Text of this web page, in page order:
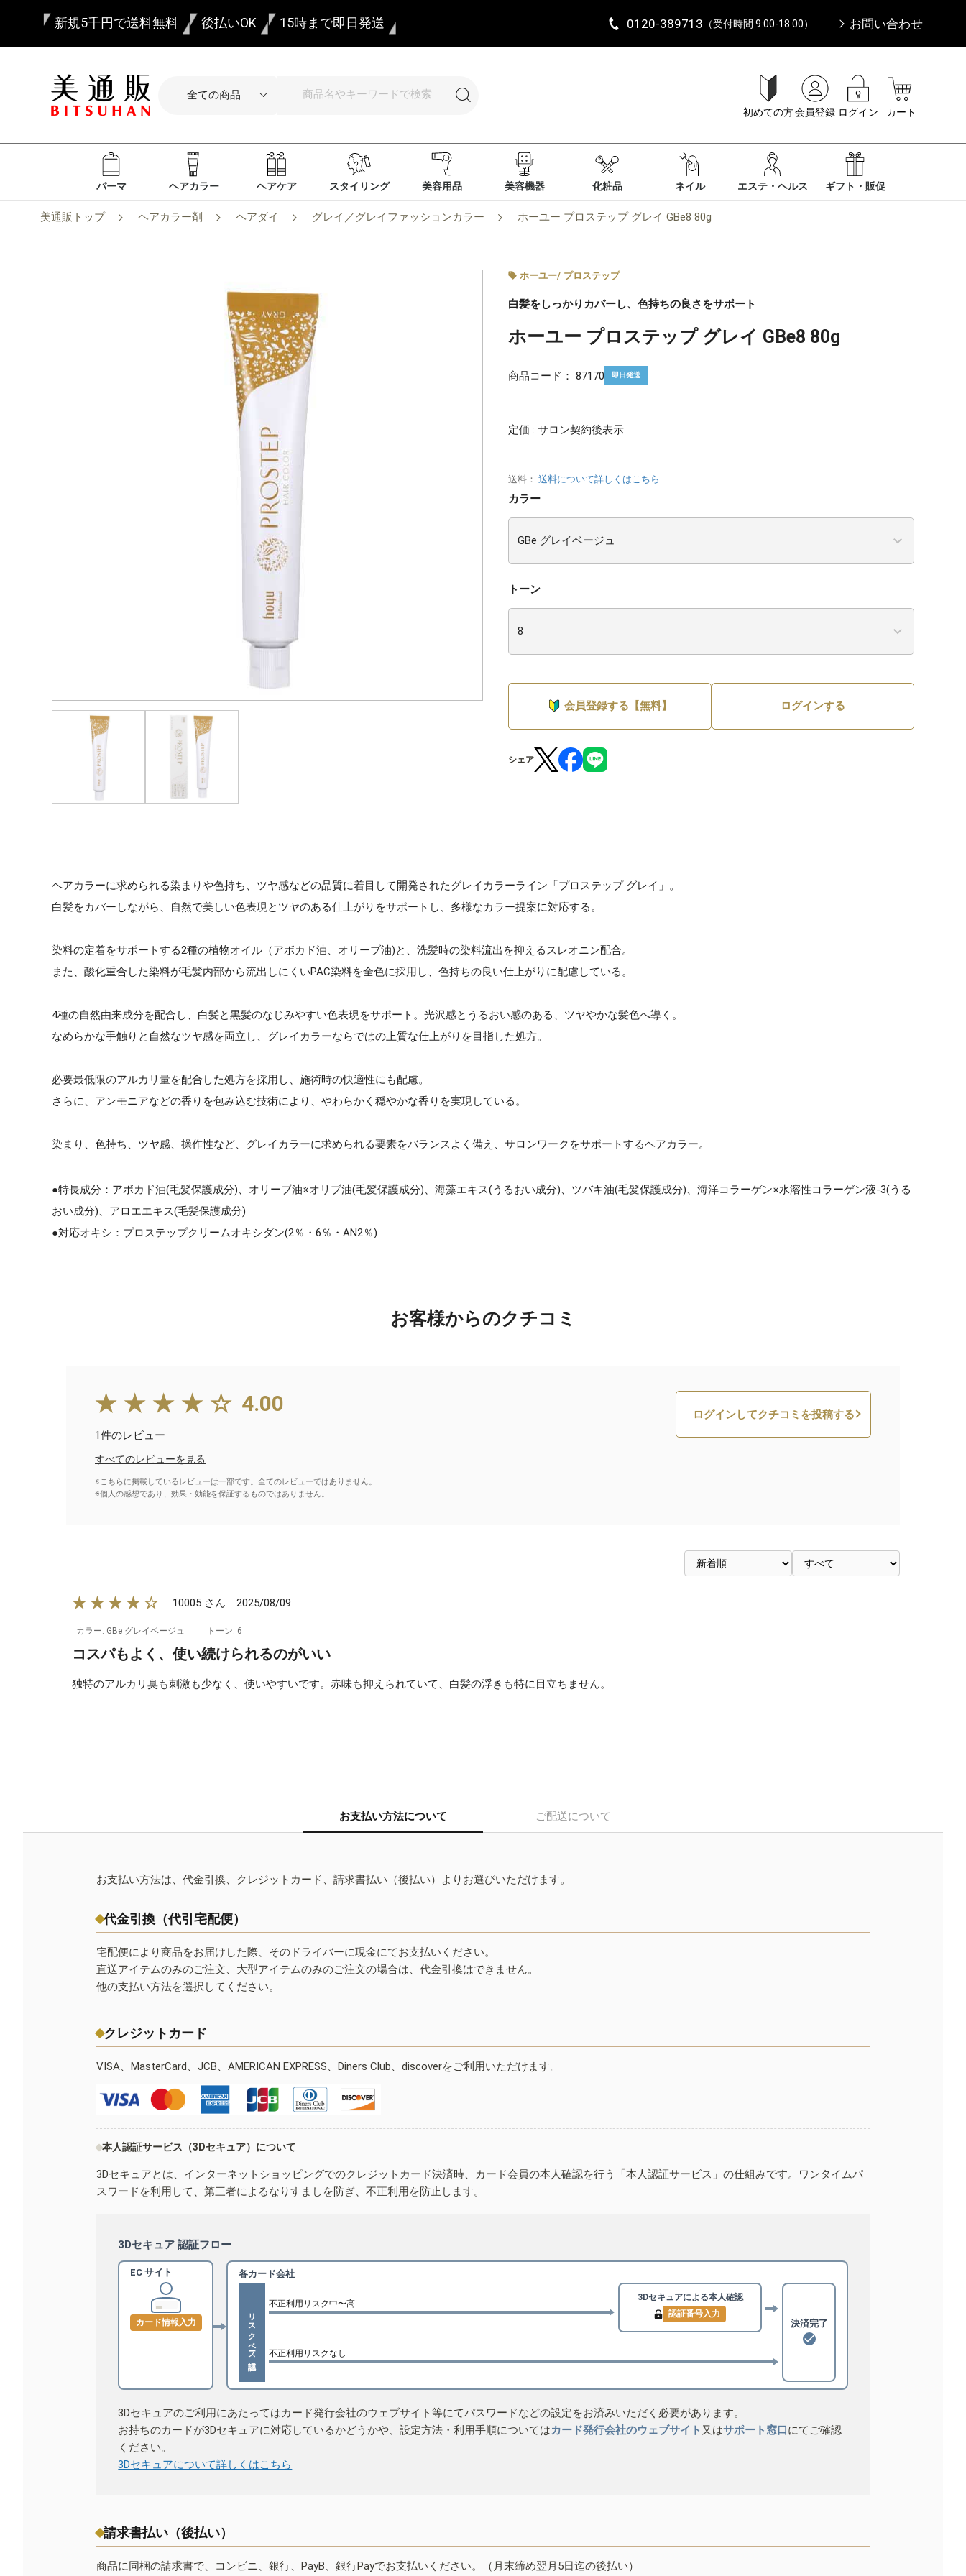
新規5千円で送料無料 後払いOK 15時まで即日発送 0120-389713 （受付時間 9:00-18:00） お問い合わせ
初めての方会員登録 ログイン カート
パーマ ヘアカラー ヘアケア スタイリング 美容用品 美容機器 化粧品 ネイル エステ・ヘルス ギフト・販促
美通販トップ ヘアカラー剤 ヘアダイ グレイ／グレイファッションカラー ホーユー プロステップ グレイ GBe8 80g
ホーユー/ プロステップ
白髪をしっかりカバーし、色持ちの良さをサポート
ホーユー プロステップ グレイ GBe8 80g
商品コード： 87170 即日発送
定価 : サロン契約後表示
送料： 送料について詳しくはこちら
カラー
トーン
会員登録する【無料】 ログインする
シェア
ヘアカラーに求められる染まりや色持ち、ツヤ感などの品質に着目して開発されたグレイカラーライン「プロステップ グレイ」。
白髪をカバーしながら、自然で美しい色表現とツヤのある仕上がりをサポートし、多様なカラー提案に対応する。
染料の定着をサポートする2種の植物オイル（アボカド油、オリーブ油)と、洗髪時の染料流出を抑えるスレオニン配合。
また、酸化重合した染料が毛髪内部から流出しにくいPAC染料を全色に採用し、色持ちの良い仕上がりに配慮している。
4種の自然由来成分を配合し、白髪と黒髪のなじみやすい色表現をサポート。光沢感とうるおい感のある、ツヤやかな髪色へ導く。
なめらかな手触りと自然なツヤ感を両立し、グレイカラーならではの上質な仕上がりを目指した処方。
必要最低限のアルカリ量を配合した処方を採用し、施術時の快適性にも配慮。
さらに、アンモニアなどの香りを包み込む技術により、やわらかく穏やかな香りを実現している。
染まり、色持ち、ツヤ感、操作性など、グレイカラーに求められる要素をバランスよく備え、サロンワークをサポートするヘアカラー。
●特長成分：アボカド油(毛髪保護成分)、オリーブ油※オリブ油(毛髪保護成分)、海藻エキス(うるおい成分)、ツバキ油(毛髪保護成分)、海洋コラーゲン※水溶性コラーゲン液-3(うる
おい成分)、アロエエキス(毛髪保護成分)
●対応オキシ：プロステップクリームオキシダン(2％・6％・AN2％)
お客様からのクチコミ
★★★★☆ 4.00
1件のレビュー
すべてのレビューを見る
※こちらに掲載しているレビューは一部です。全てのレビューではありません。
※個人の感想であり、効果・効能を保証するものではありません。
ログインしてクチコミを投稿する
★★★★☆ 10005 さん 2025/08/09
カラー: GBe グレイベージュ トーン: 6
コスパもよく、使い続けられるのがいい
独特のアルカリ臭も刺激も少なく、使いやすいです。赤味も抑えられていて、白髪の浮きも特に目立ちません。
お支払い方法について ご配送について
お支払い方法は、代金引換、クレジットカード、請求書払い（後払い）よりお選びいただけます。
代金引換（代引宅配便）
宅配便により商品をお届けした際、そのドライバーに現金にてお支払いください。
直送アイテムのみのご注文、大型アイテムのみのご注文の場合は、代金引換はできません。
他の支払い方法を選択してください。
クレジットカード
VISA、MasterCard、JCB、AMERICAN EXPRESS、Diners Club、discoverをご利用いただけます。
本人認証サービス（3Dセキュア）について
3Dセキュアとは、インターネットショッピングでのクレジットカード決済時、カード会員の本人確認を行う「本人認証サービス」の仕組みです。ワンタイムパ
スワードを利用して、第三者によるなりすましを防ぎ、不正利用を防止します。
3Dセキュア 認証フロー
EC サイト
カード情報入力
各カード会社
リスクベース認証
不正利用リスク中〜高
3Dセキュアによる本人確認
認証番号入力
不正利用リスクなし
決済完了
3Dセキュアのご利用にあたってはカード発行会社のウェブサイト等にてパスワードなどの設定をお済みいただく必要があります。
お持ちのカードが3Dセキュアに対応しているかどうかや、設定方法・利用手順についてはカード発行会社のウェブサイト 又はサポート窓口にてご確認
ください。
3Dセキュアについて詳しくはこちら
請求書払い（後払い）
商品に同梱の請求書で、コンビニ、銀行、PayB、銀行Payでお支払いください。（月末締め翌月5日迄の後払い）